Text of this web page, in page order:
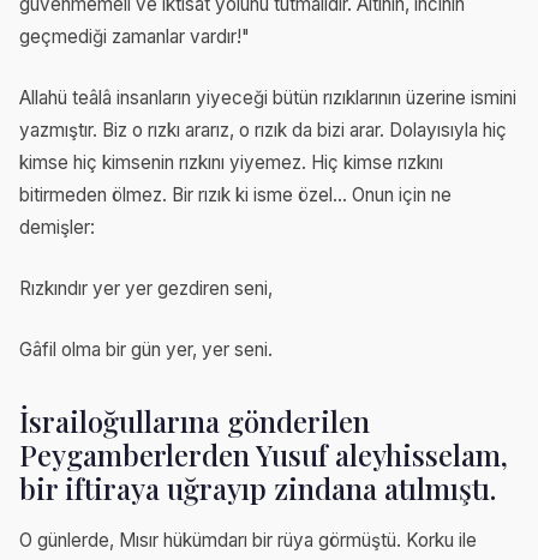
geçmediği zamanlar vardır!"
Allahü teâlâ insanların yiyeceği bütün rızıklarının üzerine ismini
yazmıştır. Biz o rızkı ararız, o rızık da bizi arar. Dolayısıyla hiç
kimse hiç kimsenin rızkını yiyemez. Hiç kimse rızkını
bitirmeden ölmez. Bir rızık ki isme özel... Onun için ne
demişler:
Rızkındır yer yer gezdiren seni,
Gâfil olma bir gün yer, yer seni.
İsrailoğullarına gönderilen
Peygamberlerden Yusuf aleyhisselam,
bir iftiraya uğrayıp zindana atılmıştı.
O günlerde, Mısır hükümdarı bir rüya görmüştü. Korku ile